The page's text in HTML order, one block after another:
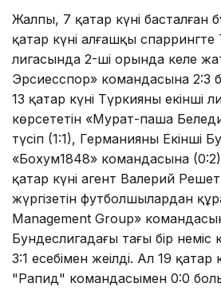
Жалпы, 7 қаңтар күні басталған
қаңтар күні алғашқы спаррингте
лигасында 2-ші орында келе
Эрсиесспор» командасына 2:3
13 қаңтар күні Түркияның екінші
көрсететін «Мурат-паша
түсіп (1:1), Германияның Екінші
«Бохум1848» командасына (0:2)
қаңтар күні агент Валерий
жүргізетін футболшылардан
Management Group»
Бундеслигадағы тағы бір
3:1 есебімен жеңілді. Ал 19
"Рапид" командасымен 0:0